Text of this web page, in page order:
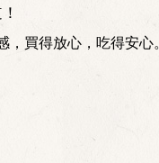
買得放心，吃得安心。